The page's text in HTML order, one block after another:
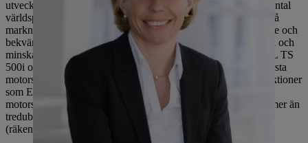
utvecklades inte bara STIHLs sladdlösa teknik, utan även ett antal
världspremiärer och många tekniska innovationer lanserades på
marknaden. Dessa gjorde STIHL-produkterna både kraftfullare och
bekvämare att använda, men förbättrade också deras ergonomi och
minskade deras utsläpp. Dessa inkluderade till exempel STIHL TS
500i och MS 500i, världens första kapmaskin och världens första
motorsåg med elektroniskt styrd insprutning, samt produktfunktioner
som Ergostart, STIHL 4-Mix-motorn och STIHL M-Tronic
motorstyrning. Sedan 1999 har STIHL-gruppens omsättning mer än
tredubblats från 1,14 miljarder euro till 3,8 miljarder euro
(räkenskapsåret 2017).